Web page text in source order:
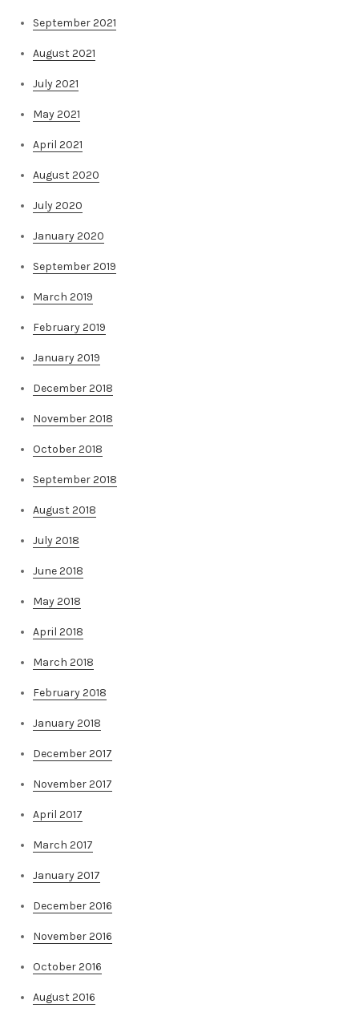
September 2021
August 2021
July 2021
May 2021
April 2021
August 2020
July 2020
January 2020
September 2019
March 2019
February 2019
January 2019
December 2018
November 2018
October 2018
September 2018
August 2018
July 2018
June 2018
May 2018
April 2018
March 2018
February 2018
January 2018
December 2017
November 2017
April 2017
March 2017
January 2017
December 2016
November 2016
October 2016
August 2016